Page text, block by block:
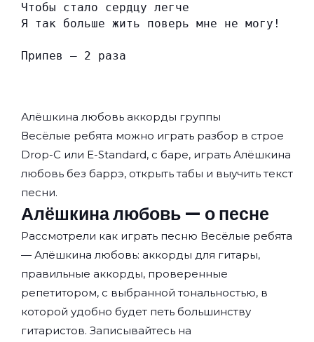
Чтобы стало сердцу легче
Я так больше жить поверь мне не могу!
Припев — 2 раза
Алёшкина любовь аккорды группы
Весёлые ребята можно играть разбор в строе
Drop-C или E-Standard, с баре, играть Алёшкина
любовь без баррэ, открыть табы и выучить текст
песни.
Алёшкина любовь — о песне
Рассмотрели как играть песню Весёлые ребята
— Алёшкина любовь: аккорды для гитары,
правильные аккорды, проверенные
репетитором, с выбранной тональностью, в
которой удобно будет петь большинству
гитаристов. Записывайтесь на